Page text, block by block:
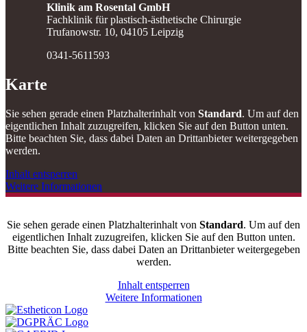
Klinik am Rosental GmbH
Fachklinik für plastisch-ästhetische Chirurgie
Trufanowstr. 10, 04105 Leipzig
0341-5611593
Karte
Sie sehen gerade einen Platzhalterinhalt von Standard. Um auf den
eigentlichen Inhalt zuzugreifen, klicken Sie auf den Button unten.
Bitte beachten Sie, dass dabei Daten an Drittanbieter weitergegeben
werden.
Inhalt entsperren
Weitere Informationen
Sie sehen gerade einen Platzhalterinhalt von Standard. Um auf den
eigentlichen Inhalt zuzugreifen, klicken Sie auf den Button unten.
Bitte beachten Sie, dass dabei Daten an Drittanbieter weitergegeben
werden.
Inhalt entsperren
Weitere Informationen